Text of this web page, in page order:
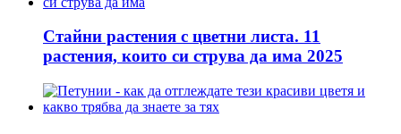
Стайни растения с цветни листа. 11
растения, които си струва да има 2025